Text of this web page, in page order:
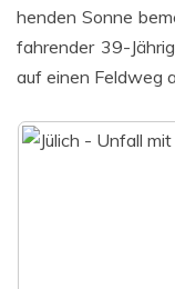
hen­den Son­ne
fah­ren­der 39-
auf einen Feld­weg